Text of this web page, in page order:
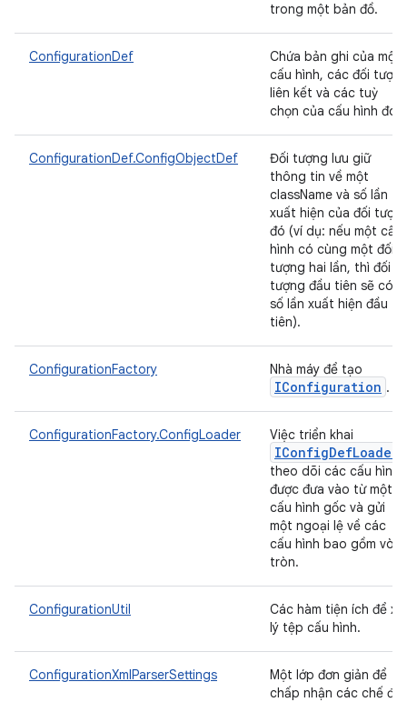
trong một bản đồ.
ConfigurationDef
Chứa bản ghi của một
cấu hình, các đối
liên kết và các tuỳ
chọn của cấu hình đó.
ConfigurationDef.ConfigObjectDef
Đối tượng lưu giữ
thông tin về một
className và số lần
xuất hiện của đối
đó (ví dụ: nếu một cấu
hình có cùng một đối
tượng hai lần, thì đối
tượng đầu tiên sẽ có
số lần xuất hiện đầu
tiên).
ConfigurationFactory Nhà máy để tạo
IConfiguration .
ConfigurationFactory.ConfigLoader Việc triển khai
IConfigDefLoader
theo dõi các cấu hình
được đưa vào từ một
cấu hình gốc và gửi
một ngoại lệ về các
cấu hình bao gồm
tròn.
ConfigurationUtil
Các hàm tiện ích để xử
lý tệp cấu hình.
ConfigurationXmlParserSettings
Một lớp đơn giản để
chấp nhận các chế độ